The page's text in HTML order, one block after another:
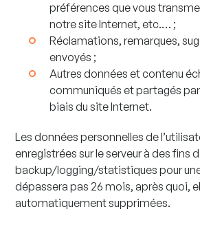
préférences que vous
notre site Internet, etc.… ;
Réclamations, remarques,
envoyés ;
Autres données et contenu
communiqués et partagés par
biais du site Internet.
Les données personnelles de
enregistrées sur le serveur à des fins
backup/logging/statistiques pour
dépassera pas 26 mois, après quoi,
automatiquement supprimées.